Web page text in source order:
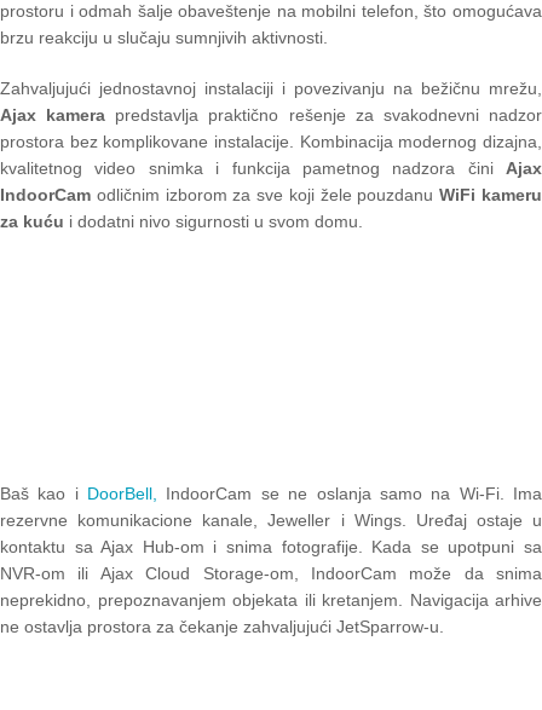
prostoru i odmah šalje obaveštenje na mobilni telefon, što omogućava
brzu reakciju u slučaju sumnjivih aktivnosti.
Zahvaljujući jednostavnoj instalaciji i povezivanju na bežičnu mrežu,
Ajax kamera predstavlja praktično rešenje za svakodnevni nadzor
prostora bez komplikovane instalacije. Kombinacija modernog dizajna,
kvalitetnog video snimka i funkcija pametnog nadzora čini Ajax
IndoorCam odličnim izborom za sve koji žele pouzdanuWiFi kameru
za kuću i dodatni nivo sigurnosti u svom domu.
Baš kao i DoorBell, IndoorCam se ne oslanja samo na Wi-Fi. Ima
rezervne komunikacione kanale, Jeweller i Wings. Uređaj ostaje u
kontaktu sa Ajax Hub-om i snima fotografije. Kada se upotpuni sa
NVR-om ili Ajax Cloud Storage-om, IndoorCam može da snima
neprekidno, prepoznavanjem objekata ili kretanjem. Navigacija arhive
ne ostavlja prostora za čekanje zahvaljujući JetSparrow-u.